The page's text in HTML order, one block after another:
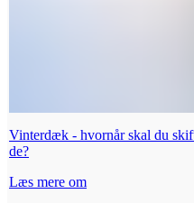
Vinterdæk - hvornår skal du
de?
Læs mere om